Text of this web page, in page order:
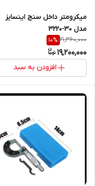
میکرومتر داخل سنج اینسایز
مدل 30-3220
21,360,000
10%
19,200,000
افزودن به سبد